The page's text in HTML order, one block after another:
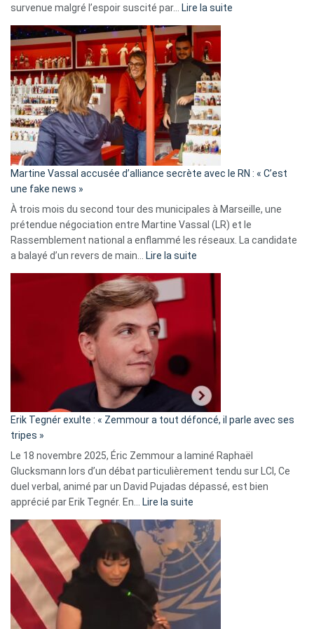
survenue malgré l’espoir suscité par… Lire la suite
Algérie
Martine Vassal accusée d’alliance secrète avec le RN : « C’est
une fake news »
À trois mois du second tour des municipales à Marseille, une
prétendue négociation entre Martine Vassal (LR) et le
Rassemblement national a enflammé les réseaux. La candidate
a balayé d’un revers de main… Lire la suite
d’alliance
secrète
«
C’est
fake
news
»
Erik Tegnér exulte : « Zemmour a tout défoncé, il parle avec ses
tripes »
Le 18 novembre 2025, Éric Zemmour a laminé Raphaël
Glucksmann lors d’un débat particulièrement tendu sur LCI, Ce
duel verbal, animé par un David Pujadas dépassé, est bien
apprécié par Erik Tegnér. En… Lire la suite
Tegnér
exulte
« Zemmour
a
tout